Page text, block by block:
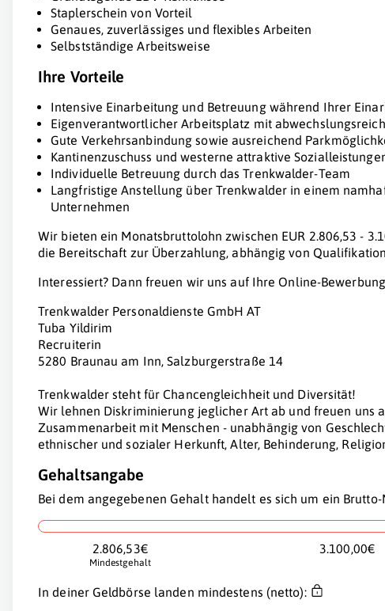
Staplerschein von Vorteil
Genaues, zuverlässiges und flexibles Arbeiten
Selbstständige Arbeitsweise
Ihre Vorteile
Intensive Einarbeitung und Betreuung während Ihrer
Eigenverantwortlicher Arbeitsplatz mit
Gute Verkehrsanbindung sowie ausreichend
Kantinenzuschuss und westerne attraktive
Individuelle Betreuung durch das Trenkwalder-Team
Langfristige Anstellung über Trenkwalder in einem
Unternehmen
Wir bieten ein Monatsbruttolohn zwischen EUR 2.806,53 -
die Bereitschaft zur Überzahlung, abhängig von
Interessiert? Dann freuen wir uns auf Ihre Online-
Trenkwalder Personaldienste GmbH AT
Tuba Yildirim
Recruiterin
5280 Braunau am Inn, Salzburgerstraße 14
Trenkwalder steht für Chancengleichheit und Diversität!
Wir lehnen Diskriminierung jeglicher Art ab und freuen uns
Zusammenarbeit mit Menschen - unabhängig von
ethnischer und sozialer Herkunft, Alter, Behinderung,
Gehaltsangabe
Bei dem angegebenen Gehalt handelt es sich um ein
2.806,53€
Mindestgehalt
3.100,00€
In deiner Geldbörse landen mindestens (netto):